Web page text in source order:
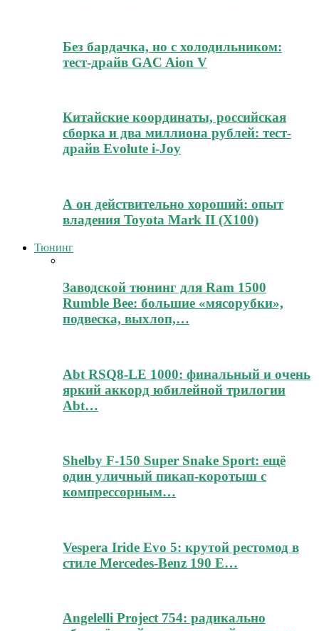
Без бардачка, но с холодильником:
тест-драйв GAC Aion V
Китайские координаты, российская
сборка и два миллиона рублей: тест-
драйв Evolute i-Joy
А он действительно хороший: опыт
владения Toyota Mark II (Х100)
Тюнинг
Заводской тюнинг для Ram 1500
Rumble Bee: большие «мясорубки»,
подвеска, выхлоп,…
Abt RSQ8-LE 1000: финальный и очень
яркий аккорд юбилейной трилогии
Abt…
Shelby F-150 Super Snake Sport: ещё
один уличный пикап-коротыш с
компрессорным…
Vespera Iride Evo 5: крутой рестомод в
стиле Mercedes-Benz 190 E…
Angelelli Project 754: радикально